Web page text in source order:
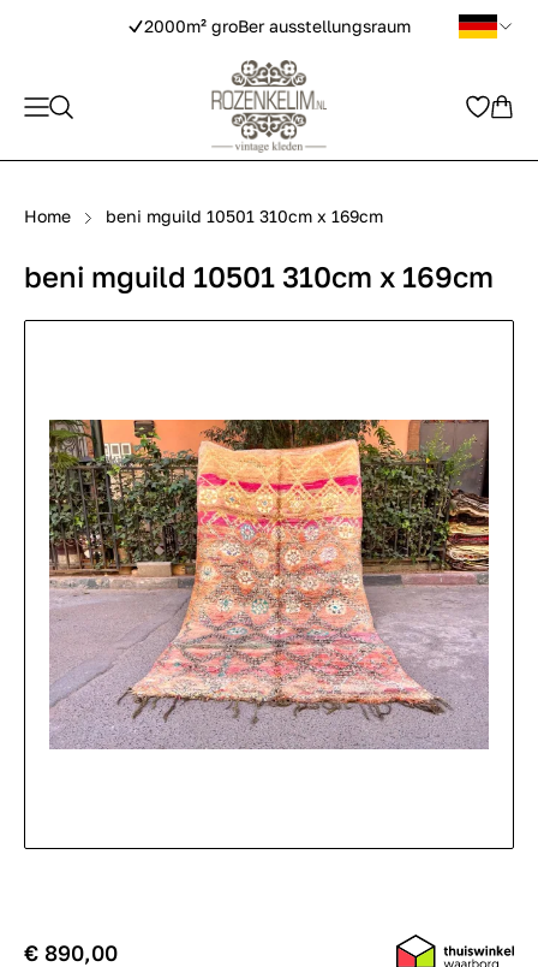
2000m² groBer ausstellungsraum
Home beni mguild 10501 310cm x 169cm
beni mguild 10501 310cm x 169cm
€ 890,00